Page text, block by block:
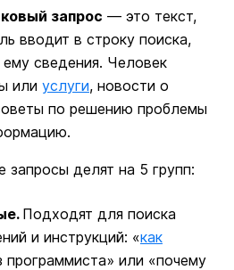
запрос — это текст,
вводит в строку поиска,
сведения. Человек
или услуги, новости о
по решению проблемы
делят на 5 групп:
Подходят для поиска
и инструкций: «как
программиста» или «почему